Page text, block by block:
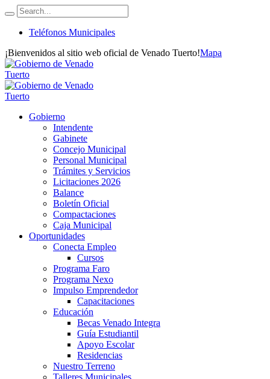
Teléfonos Municipales
¡Bienvenidos al sitio web oficial de Venado Tuerto!Mapa
Gobierno
Intendente
Gabinete
Concejo Municipal
Personal Municipal
Trámites y Servicios
Licitaciones 2026
Balance
Boletín Oficial
Compactaciones
Caja Municipal
Oportunidades
Conecta Empleo
Cursos
Programa Faro
Programa Nexo
Impulso Emprendedor
Capacitaciones
Educación
Becas Venado Integra
Guía Estudiantil
Apoyo Escolar
Residencias
Nuestro Terreno
Talleres Municipales